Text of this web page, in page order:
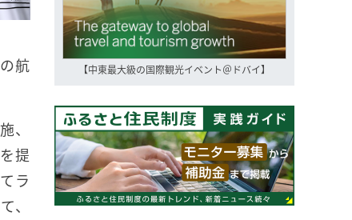
航
、
提
ラ
、
【中東最大級の国際観光イベント＠ドバイ】